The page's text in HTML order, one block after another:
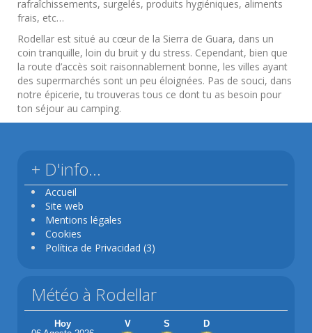
rafraîchissements, surgelés, produits hygiéniques, aliments
frais, etc…
Rodellar est situé au cœur de la Sierra de Guara, dans un
coin tranquille, loin du bruit y du stress. Cependant, bien que
la route d’accès soit raisonnablement bonne, les villes ayant
des supermarchés sont un peu éloignées. Pas de souci, dans
notre épicerie, tu trouveras tous ce dont tu as besoin pour
ton séjour au camping.
+ D'info…
Accueil
Site web
Mentions légales
Cookies
Política de Privacidad (3)
Météo à Rodellar